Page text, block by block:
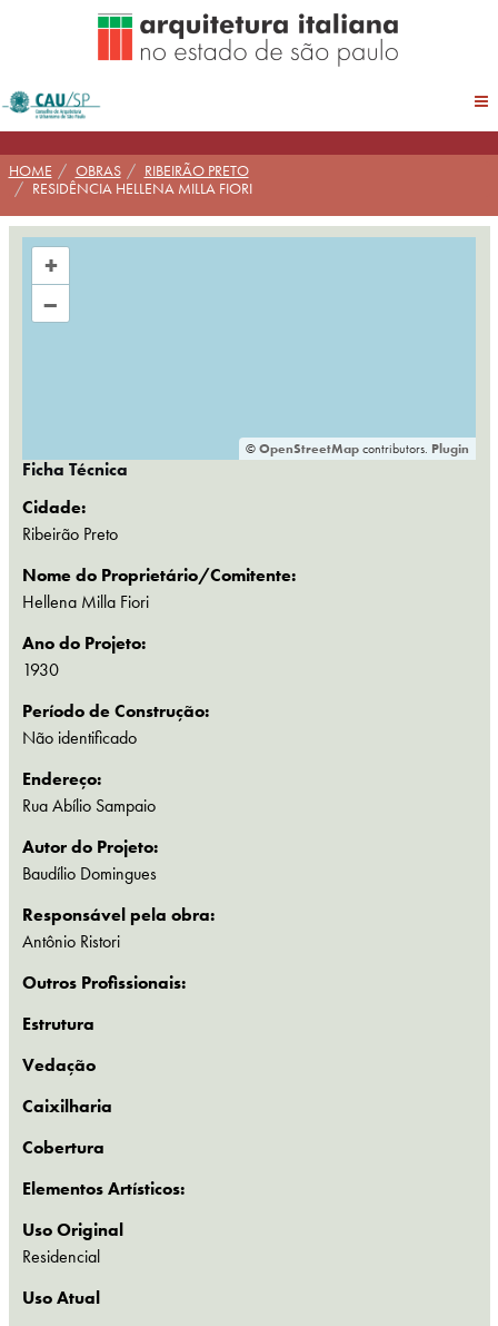
HOME OBRAS
RIBEIRÃO PRETO
RESIDÊNCIA HELLENA MILLA FIORI
+
–
©OpenStreetMapcontributors. Plugin
Ficha Técnica
Cidade:
Ribeirão Preto
Nome do Proprietário/Comitente:
Hellena Milla Fiori
Ano do Projeto:
1930
Período de Construção:
Não identificado
Endereço:
Rua Abílio Sampaio
Autor do Projeto:
Baudílio Domingues
Responsável pela obra:
Antônio Ristori
Outros Profissionais:
Estrutura
Vedação
Caixilharia
Cobertura
Elementos Artísticos:
Uso Original
Residencial
Uso Atual